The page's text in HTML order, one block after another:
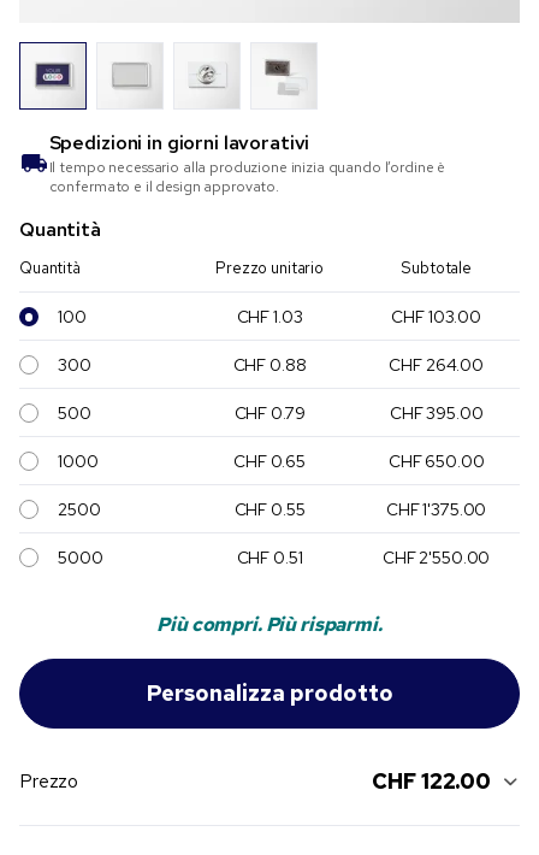
Spedizioni in giorni lavorativi
Il tempo necessario alla produzione inizia quando l’ordine è
confermato e il design approvato.
Quantità
Quantità Prezzo unitario Subtotale
100 CHF 1.03 CHF 103.00
300 CHF 0.88 CHF 264.00
500 CHF 0.79 CHF 395.00
1000 CHF 0.65 CHF 650.00
2500 CHF 0.55 CHF 1'375.00
5000 CHF 0.51 CHF 2'550.00
Più compri. Più risparmi.
Prezzo CHF 122.00